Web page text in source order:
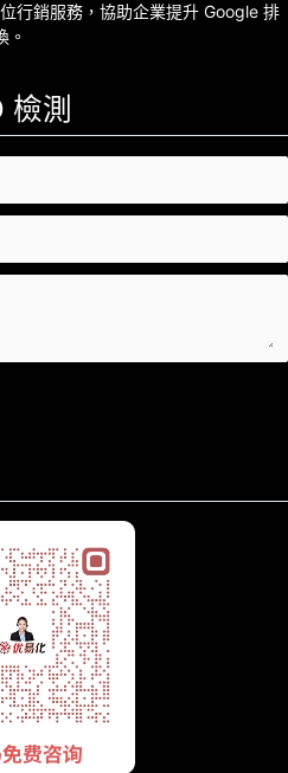
行銷服務，協助企業提升 Google 排
。
檢測